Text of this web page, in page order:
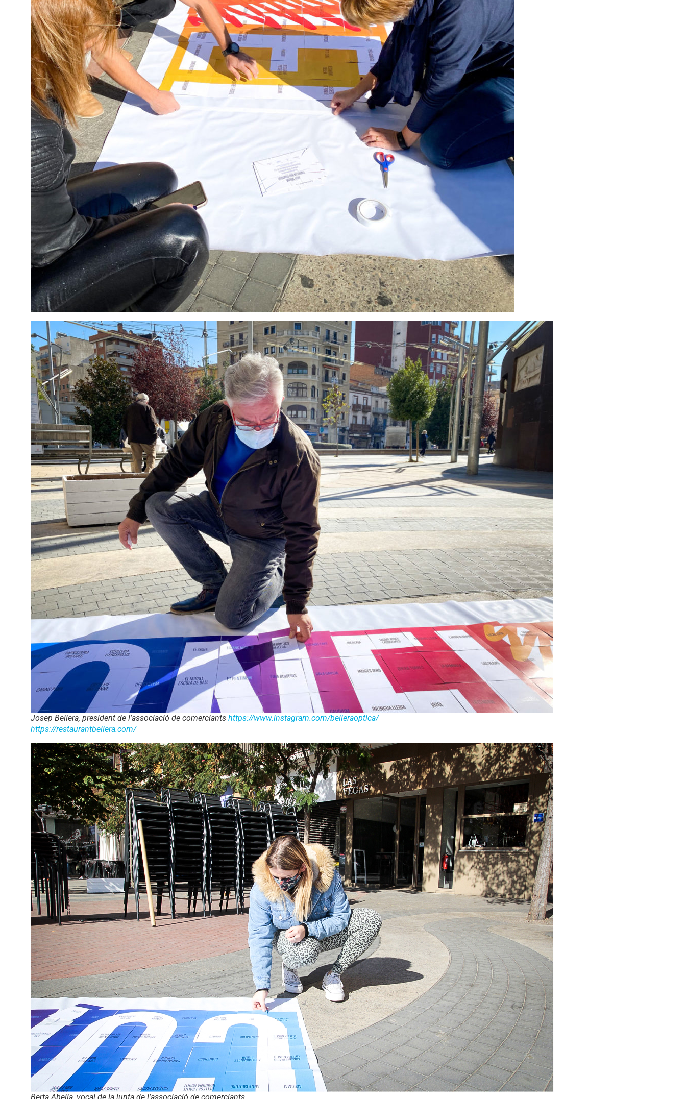
Josep Bellera, president de l’associació de comerciants https://www.instagram.com/belleraoptica/
https://restaurantbellera.com/